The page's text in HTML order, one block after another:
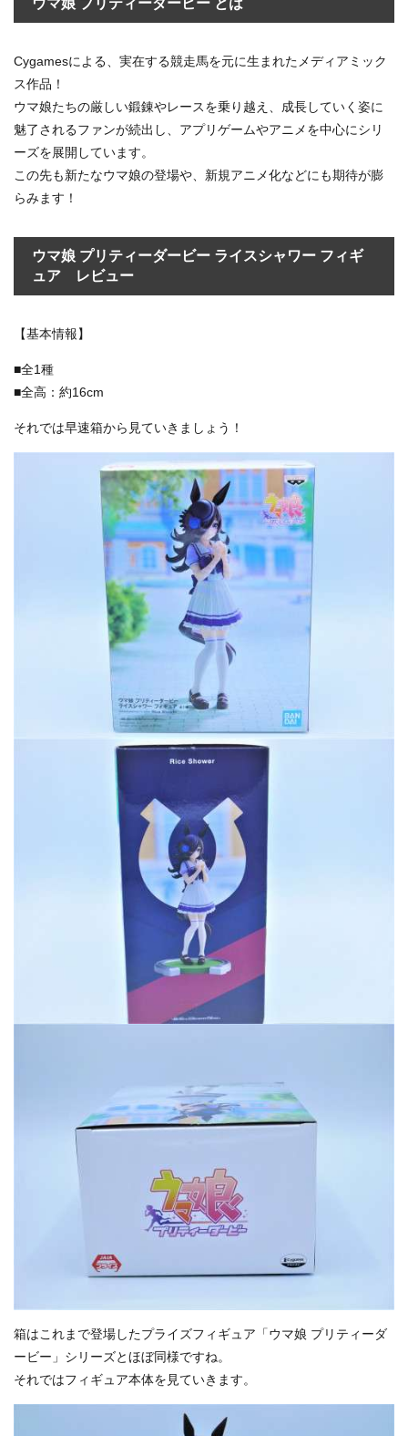
ウマ娘 プリティーダービー とは
Cygamesによる、実在する競走馬を元に生まれたメディアミック
ス作品！
ウマ娘たちの厳しい鍛錬やレースを乗り越え、成長していく姿に
魅了されるファンが続出し、アプリゲームやアニメを中心にシリ
ーズを展開しています。
この先も新たなウマ娘の登場や、新規アニメ化などにも期待が膨
らみます！
ウマ娘 プリティーダービー ライスシャワー フィギ
ュア レビュー
【基本情報】
■全1種
■全高：約16cm
それでは早速箱から見ていきましょう！
箱はこれまで登場したプライズフィギュア「ウマ娘 プリティーダ
ービー」シリーズとほぼ同様ですね。
それではフィギュア本体を見ていきます。